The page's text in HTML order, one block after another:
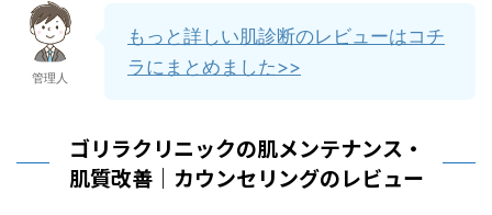
管理人
もっと詳しい肌診断のレビューはコチ
ラにまとめました>>
ゴリラクリニックの肌メンテナンス・
肌質改善｜カウンセリングのレビュー